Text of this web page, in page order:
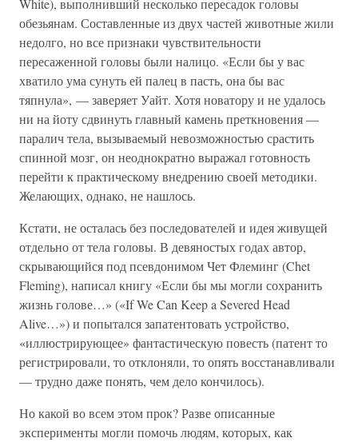
White), выполнивший несколько пересадок головы
обезьянам. Составленные из двух частей животные жили
недолго, но все признаки чувствительности
пересаженной головы были налицо. «Если бы у вас
хватило ума сунуть ей палец в пасть, она бы вас
тяпнула», — заверяет Уайт. Хотя новатору и не удалось
ни на йоту сдвинуть главный камень преткновения —
паралич тела, вызываемый невозможностью срастить
спинной мозг, он неоднократно выражал готовность
перейти к практическому внедрению своей методики.
Желающих, однако, не нашлось.
Кстати, не осталась без последователей и идея живущей
отдельно от тела головы. В девяностых годах автор,
скрывающийся под псевдонимом Чет Флеминг (Chet
Fleming), написал книгу «Если бы мы могли сохранить
жизнь голове…» («If We Can Keep a Severed Head
Alive…») и попытался запатентовать устройство,
«иллюстрирующее» фантастическую повесть (патент то
регистрировали, то отклоняли, то опять восстанавливали
— трудно даже понять, чем дело кончилось).
Но какой во всем этом прок? Разве описанные
эксперименты могли помочь людям, которых, как